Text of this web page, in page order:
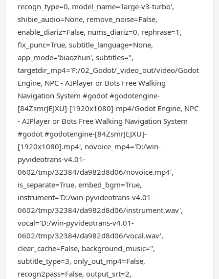
recogn_type=0, model_name='large-v3-turbo',
shibie_audio=None, remove_noise=False,
enable_diariz=False, nums_diariz=0, rephrase=1,
fix_punc=True, subtitle_language=None,
app_mode='biaozhun', subtitles='',
targetdir_mp4='F:/02_Godot/_video_out/video/Godot
Engine, NPC - AIPlayer or Bots Free Walking
Navigation System #godot #godotengine-
[84ZsmrJEJXU]-[1920x1080]-mp4/Godot Engine, NPC
- AIPlayer or Bots Free Walking Navigation System
#godot #godotengine-[84ZsmrJEJXU]-
[1920x1080].mp4', novoice_mp4='D:/win-
pyvideotrans-v4.01-
0602/tmp/32384/da982d8d06/novoice.mp4',
is_separate=True, embed_bgm=True,
instrument='D:/win-pyvideotrans-v4.01-
0602/tmp/32384/da982d8d06/instrument.wav',
vocal='D:/win-pyvideotrans-v4.01-
0602/tmp/32384/da982d8d06/vocal.wav',
clear_cache=False, background_music='',
subtitle_type=3, only_out_mp4=False,
recogn2pass=False, output_srt=2,